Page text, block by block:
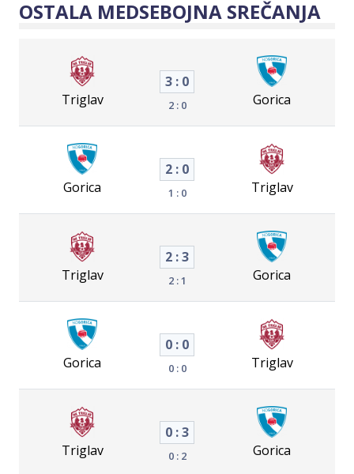
OSTALA MEDSEBOJNA SREČANJA
Triglav
3 : 0
2 : 0 Gorica
Gorica
2 : 0
1 : 0 Triglav
Triglav
2 : 3
2 : 1 Gorica
Gorica
0 : 0
0 : 0 Triglav
Triglav
0 : 3
0 : 2 Gorica